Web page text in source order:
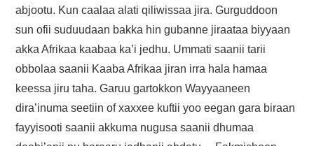
abjootu. Kun caalaa alati qiliwissaa jira. Gurguddoon
sun ofii suduudaan bakka hin gubanne jiraataa biyyaan
akka Afrikaa kaabaa ka’i jedhu. Ummati saanii tarii
obbolaa saanii Kaaba Afrikaa jiran irra hala hamaa
keessa jiru taha. Garuu gartokkon Wayyaaneen
dira’inuma seetiin of xaxxee kuftii yoo eegan gara biraan
fayyisooti saanii akkuma nugusa saanii dhumaa